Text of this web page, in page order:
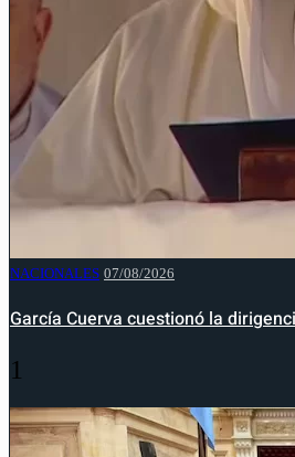
NACIONALES 07/08/2026
García Cuerva cuestionó la
1